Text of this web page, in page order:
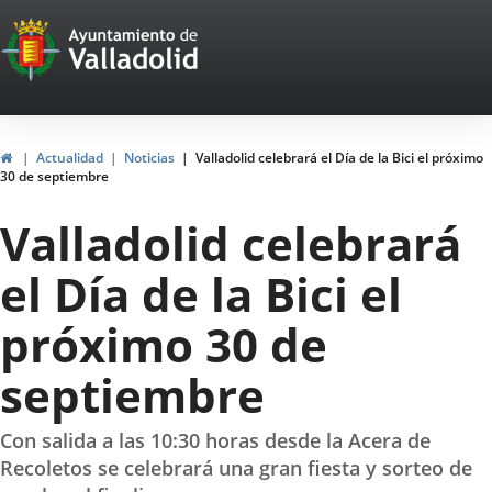
Portal
Web
del
Ayuntamiento
de
Valladolid
HomeActualidad Noticias
Valladolid celebrará el Día de la Bici el próximo
30 de septiembre
Valladolid celebrará
el Día de la Bici el
próximo 30 de
septiembre
Con salida a las 10:30 horas desde la Acera de
Recoletos se celebrará una gran fiesta y sorteo de